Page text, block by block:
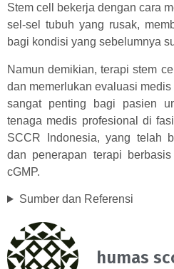
Stem cell bekerja dengan cara
sel-sel tubuh yang rusak,
bagi kondisi yang sebelumnya
Namun demikian, terapi stem
dan memerlukan evaluasi
sangat penting bagi pasien
tenaga medis profesional di
SCCR Indonesia, yang telah
dan penerapan terapi
cGMP.
Sumber dan Referensi
humas